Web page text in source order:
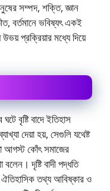
সম্পদ, শক্তি, জ্ঞান
বর্তমানে ভবিষ্যৎ একই
প্রক্রিয়ার মধ্যে দিয়ে
বৃষ্টি বাদে ইতিহাস
দেয়া হয়, সেগুলি যথেষ্ট
আগস্ট কোঁৎ সমাজের
দৃষ্টি বাদী পদ্ধতি
তথ্য আবিষ্কার ও